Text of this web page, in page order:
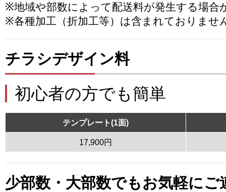
※地域や部数によって配送料が発生する場合
※各種加工（折加工等）は含まれておりませ
チラシデザイン料
初心者の方でも簡単
テンプレート(1面)
17,900円
少部数・大部数でもお気軽にご